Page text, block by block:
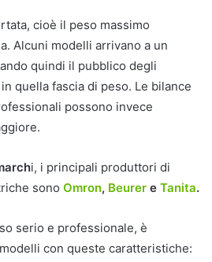
cioè il peso massimo
Alcuni modelli arrivano a un
quindi il pubblico degli
quella fascia di peso. Le bilance
possono invece
i, i principali produttori di
sono Omron, Beurer e Tanita.
serio e professionale, è
con queste caratteristiche: